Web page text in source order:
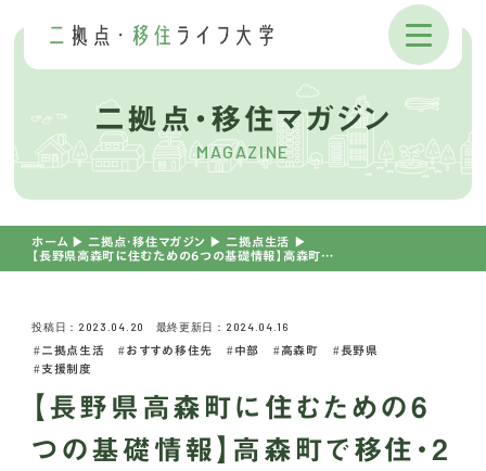
二拠点・移住マガジン
MAGAZINE
ホーム ▶︎ 二拠点・移住マガジン ▶︎ 二拠点生活 ▶︎
【長野県高森町に住むための6つの基礎情報】高森町で移住・2拠点生活。
投稿日：2023.04.20 最終更新日：2024.04.16
二拠点生活 おすすめ移住先 中部 高森町
長野県
支援制度
【長野県高森町に住むための6
つの基礎情報】高森町で移住・2